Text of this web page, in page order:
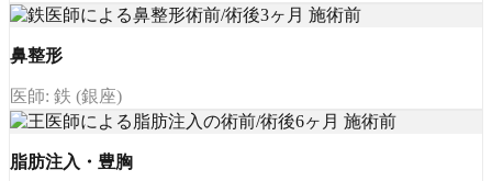
鼻整形
医師: 鉄 (銀座)
脂肪注入・豊胸